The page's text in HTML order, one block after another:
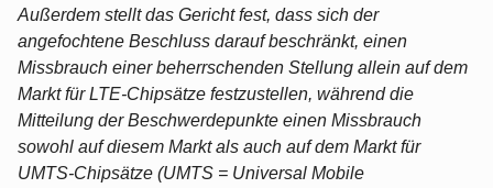
Außerdem stellt das Gericht fest, dass sich der
angefochtene Beschluss darauf beschränkt, einen
Missbrauch einer beherrschenden Stellung allein auf dem
Markt für LTE-Chipsätze festzustellen, während die
Mitteilung der Beschwerdepunkte einen Missbrauch
sowohl auf diesem Markt als auch auf dem Markt für
UMTS-Chipsätze (UMTS = Universal Mobile